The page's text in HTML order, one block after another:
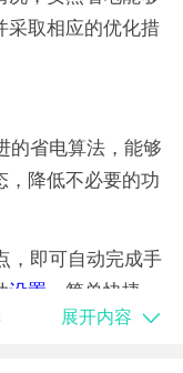
采取相应的优化措
的省电算法，能够
，降低不必要的功
，即可自动完成手
设置 ，简单快捷。
展开内容